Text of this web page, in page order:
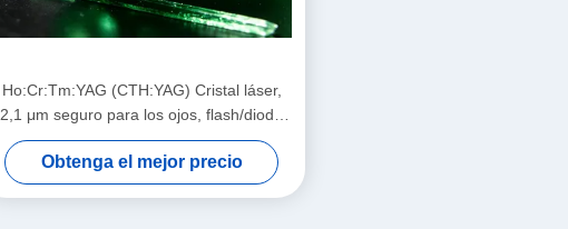
Ho:Cr:Tm:YAG (CTH:YAG) Cristal láser,
2,1 μm seguro para los ojos, flash/diodo
bombeado de alta eficiencia
Obtenga el mejor precio